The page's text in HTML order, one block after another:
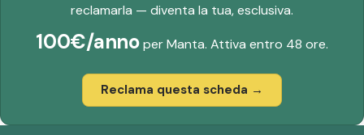
reclamarla — diventa la tua, esclusiva.
100€/annoper Manta. Attiva entro 48 ore.
Reclama questa scheda →